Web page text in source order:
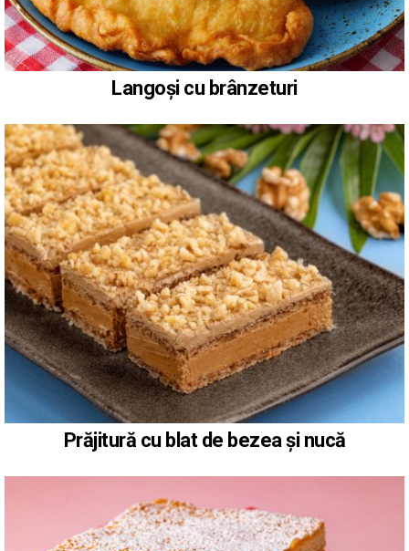
Langoși cu brânzeturi
Prăjitură cu blat de bezea și nucă